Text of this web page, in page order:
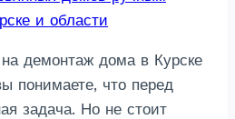
и области
демонтаж дома в Курске
понимаете, что перед
задача. Но не стоит